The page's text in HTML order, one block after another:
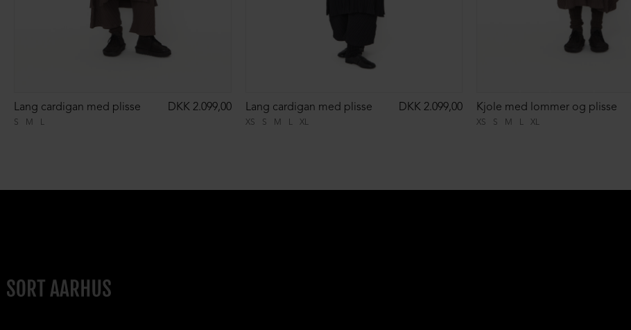
S M L
Lang cardigan med plisse DKK 2.099,00
XS S M L XL
Lang cardigan med plisse DKK 2.099,00
XS S M L XL
Kjole med lommer og plisse